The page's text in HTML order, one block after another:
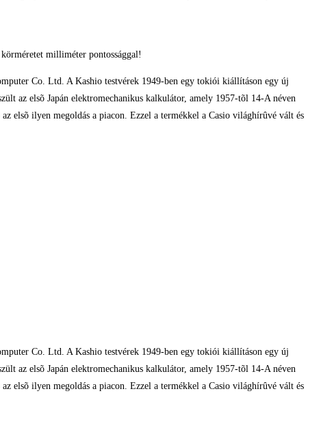
milliméter pontossággal!
Co. Ltd. A Kashio testvérek 1949-ben egy tokiói kiállításon egy új
az elsõ Japán elektromechanikus kalkulátor, amely 1957-tõl 14-A néven
elsõ ilyen megoldás a piacon. Ezzel a termékkel a Casio világhírûvé vált és
Co. Ltd. A Kashio testvérek 1949-ben egy tokiói kiállításon egy új
az elsõ Japán elektromechanikus kalkulátor, amely 1957-tõl 14-A néven
elsõ ilyen megoldás a piacon. Ezzel a termékkel a Casio világhírûvé vált és